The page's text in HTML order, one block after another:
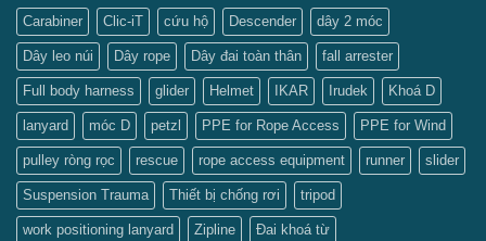
Carabiner Clic-iT cứu hộ Descender dây 2 móc
Dây leo núi Dây rope Dây đai toàn thân fall arrester
Full body harness glider Helmet IKAR Irudek Khoá D
lanyard móc D petzl PPE for Rope Access PPE for Wind
pulley ròng rọc rescue rope access equipment runner slider
Suspension Trauma Thiết bị chống rơi tripod
work positioning lanyard Zipline Đai khoá từ